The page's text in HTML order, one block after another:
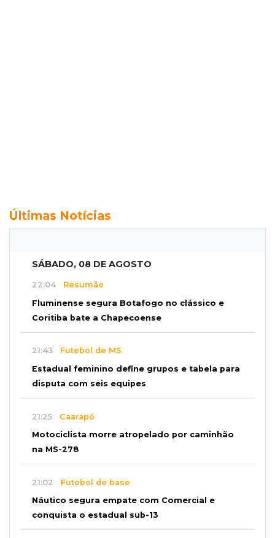
Últimas Notícias
SÁBADO, 08 DE AGOSTO
22:04 Resumão
Fluminense segura Botafogo no clássico e
Coritiba bate a Chapecoense
21:43 Futebol de MS
Estadual feminino define grupos e tabela para
disputa com seis equipes
21:25 Caarapó
Motociclista morre atropelado por caminhão
na MS-278
21:02 Futebol de base
Náutico segura empate com Comercial e
conquista o estadual sub-13